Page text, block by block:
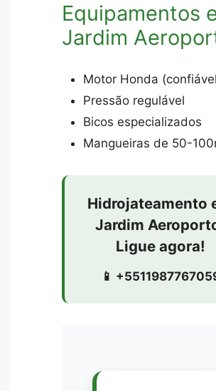
Equipamentos
Jardim
Motor Honda
Pressão regulável
Bicos especializados
Mangueiras de 50-
Hidrojateamento
Jardim
Ligue agora!
📱